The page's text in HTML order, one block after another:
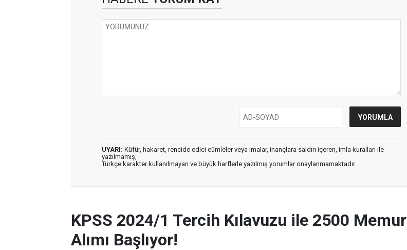
UYARI: Küfür, hakaret, rencide edici cümleler veya imalar, inançlara saldırı içeren, imla kuralları ile
yazılmamış,
Türkçe karakter kullanılmayan ve büyük harflerle yazılmış yorumlar onaylanmamaktadır.
KPSS 2024/1 Tercih Kılavuzu ile 2500 Memur
Alımı Başlıyor!